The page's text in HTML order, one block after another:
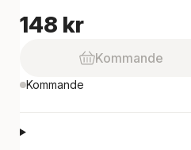
148 kr
Kommande
Kommande